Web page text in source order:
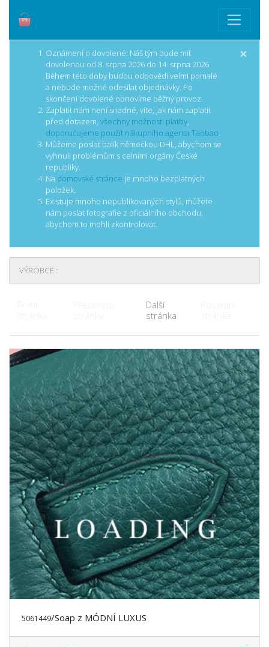
Oznámení o dovolené: Náš tým bude mít
dovolenou od 8. srpna 2026 do 14. srpna 2026.
Během této doby budou odpovědi velmi pomalé
a nebude možné odesílat objednávky. Po
skončení dovolené obnovíme běžný provoz.
Zaplatit nám není snadné, víte, jak nám zaplatit
před dotazem, všechny možnosti platby,
doporučujeme použít nákupního agenta Taobao.
Můžeme poslat balík německou DHL, abychom se
vyhnuli problémům s celními orgány České
republiky.
Na domovské stránce je mnoho bezplatných
položek.
Existuje mnoho nepublikovaných stylů, můžete
nám poslat fotografie z oficiálního obchodu,
abychom to mohli zkontrolovat.
×
VÝROBCE :
Další
stránka
5061449/Soap z MÓDNÍ LUXUS